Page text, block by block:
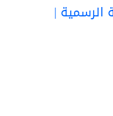
الرسمية |